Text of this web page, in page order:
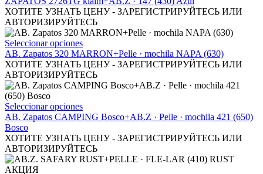
tiene
múltiples
variantes.
Las
opciones
se
pueden
elegir
la
página
producto
ХОТИТЕ УЗНАТЬ ЦЕНУ - ЗАРЕГИСТРИРУЙТЕСЬ ИЛИ
АВТОРИЗИРУЙТЕСЬ
Seleccionar opcionesEste
producto
tiene
múltiples
variantes.
opciones
se
elegir
en
la
AB. Zapatos 320 MARRON+Pelle · mochila NAPA (630)
ХОТИТЕ УЗНАТЬ ЦЕНУ - ЗАРЕГИСТРИРУЙТЕСЬ ИЛИ
АВТОРИЗИРУЙТЕСЬ
Seleccionar opcionesEste
producto
múltiples
variantes.
Las
АВ. Zapatos CAMPING Bosco+AB.Z · Pelle · mochila 421 (650)
Bosco
ХОТИТЕ УЗНАТЬ ЦЕНУ - ЗАРЕГИСТРИРУЙТЕСЬ ИЛИ
АВТОРИЗИРУЙТЕСЬ